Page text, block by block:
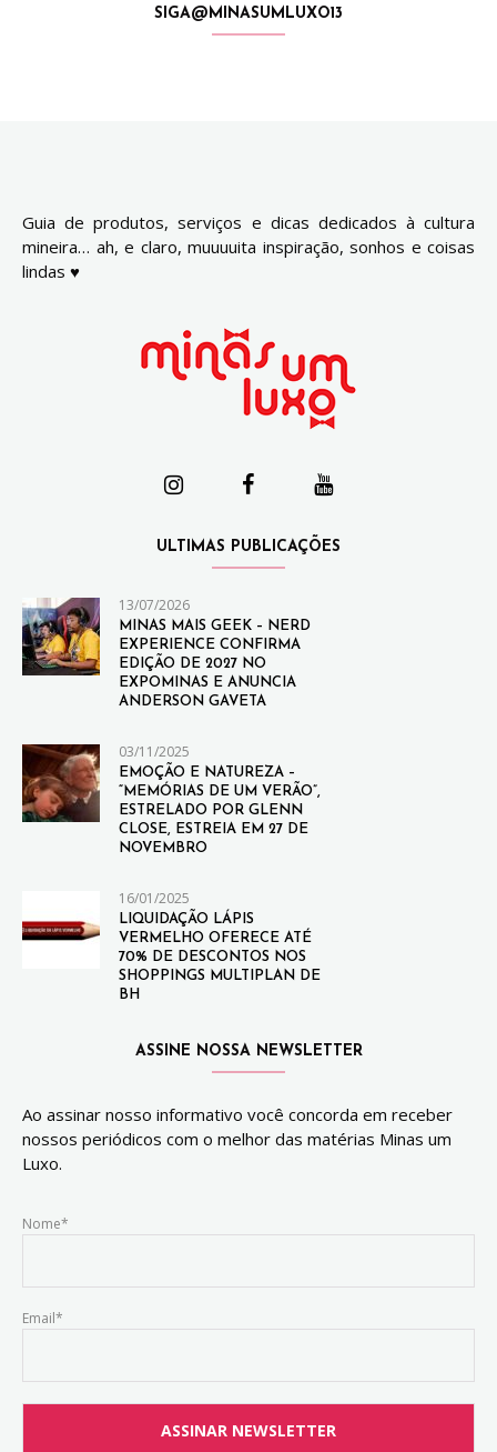
SIGA@MINASUMLUXO13
Guia de produtos, serviços e dicas dedicados à cultura
mineira… ah, e claro, muuuuita inspiração, sonhos e coisas
lindas ♥
ULTIMAS PUBLICAÇÕES
13/07/2026
MINAS MAIS GEEK – NERD
EXPERIENCE CONFIRMA
EDIÇÃO DE 2027 NO
EXPOMINAS E ANUNCIA
ANDERSON GAVETA
03/11/2025
EMOÇÃO E NATUREZA –
“MEMÓRIAS DE UM VERÃO”,
ESTRELADO POR GLENN
CLOSE, ESTREIA EM 27 DE
NOVEMBRO
16/01/2025
LIQUIDAÇÃO LÁPIS
VERMELHO OFERECE ATÉ
70% DE DESCONTOS NOS
SHOPPINGS MULTIPLAN DE
BH
ASSINE NOSSA NEWSLETTER
Ao assinar nosso informativo você concorda em receber
nossos periódicos com o melhor das matérias Minas um
Luxo.
Nome*
Email*